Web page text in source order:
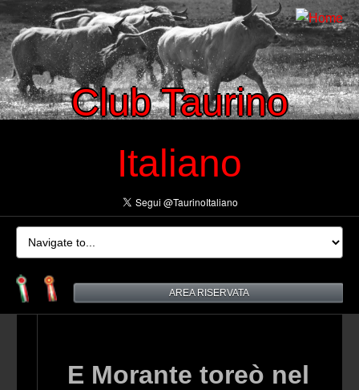
Club Taurino
Italiano
AREA RISERVATA
E Morante toreò nel